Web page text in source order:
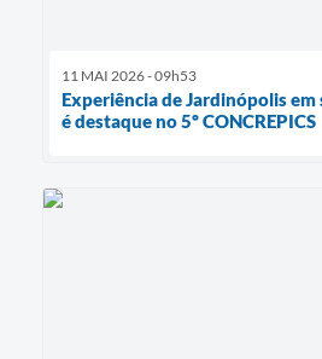
11 MAI 2026 - 09h53
Experiência de Jardinópolis
é destaque no 5º CONCREPICS